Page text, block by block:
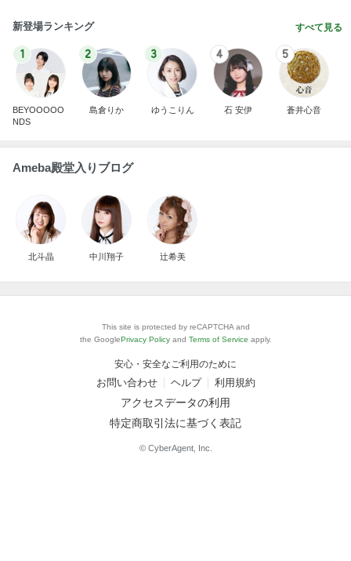
新登場ランキング すべて見る
1
BEYOOOOO
NDS
2
島倉りか
3
ゆうこりん
4
石 安伊
5
蒼井心音
Ameba殿堂入りブログ
北斗晶 中川翔子 辻希美
This site is protected by reCAPTCHA and
the GooglePrivacy Policy and Terms of Service apply.
安心・安全なご利用のために
お問い合わせ ヘルプ 利用規約
アクセスデータの利用
特定商取引法に基づく表記
© CyberAgent, Inc.